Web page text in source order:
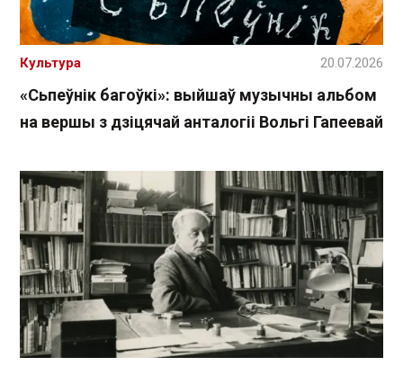
«Сьпеўнік багоўкі»: выйшаў музычны альбом
на вершы з дзіцячай анталогіі Вольгі Гапеевай
Культура 20.07.2026